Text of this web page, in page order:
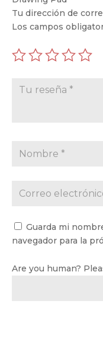
Tu dirección de
Los campos
Guarda mi
navegador para la
Are you human?